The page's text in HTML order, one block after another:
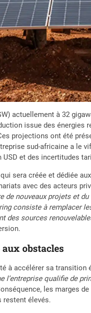
actuellement à 32
issue des énergies
projections ont été
sud-africaine a le
USD et des incertitudes
sera créée et dédiée
avec des acteurs
nouveaux projets et du
consiste à remplacer
des sources
obstacles
à accélérer sa transition
l’entreprise qualifie de
les marges
restent élevés.